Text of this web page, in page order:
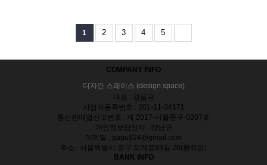
1 2 3 4 5
COMPANY INFO
디자인 스페이스 (design space)
대표 : 강남규
사업자등록번호 : 201-11-34171
통신판매업신고번호 : 제 2017-서울중구-0207호
개인정보담당자 : 강남규
이메일 : gagu824@gmail.com
주소 : 서울특별시 중구 퇴계로83길 26(황학동)
BANK INFO